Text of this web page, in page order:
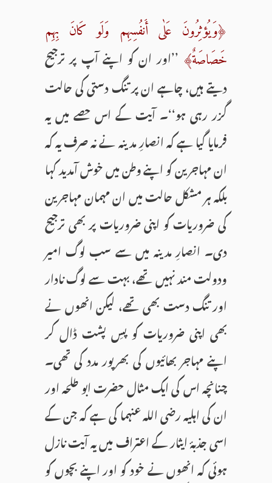
﴿وَیُؤثِرُونَ عَلٰی أَنفُسِهِم وَلَو کَانَ بِهِم
خَصَاصَةٌ﴾ ’’اور ان کو اپنے آپ پر ترجیح
دیتے ہیں، چاہے ان پر تنگ دستی کی حالت
گزر رہی ہو‘‘۔ آیت کے اس حصے میں یہ
فرمایا گیا ہے کہ انصارِ مدینہ نے نہ صرف یہ کہ
ان مہاجرین کو اپنے وطن میں خوش آمدید کہا
بلکہ ہر مشکل حالت میں ان مہمان مہاجرین
کی ضروریات کو اپنی ضروریات پر بھی ترجیح
دی۔ انصارِ مدينہ ميں سے سب لوگ امیر
ودولت مند نہیں تھے، بہت سے لوگ نادار
اور تنگ دست بھى تھے، ليكن انھوں نے
بھی اپنى ضروریات كو پسِ پشت ڈال كر
اپنے مہاجر بھائيوں كى بھرپور مدد كى تھى۔
چنانچہ اس کی ایک مثال حضرت ابو طلحہ اور
ان کی اہلیہ رضی اللہ عنہما کی ہے کہ جن كے
اسى جذبۂ ايثار كے اعتراف میں یہ آیت نازل
ہوئی کہ انھوں نے خود کو اور اپنے بچوں کو